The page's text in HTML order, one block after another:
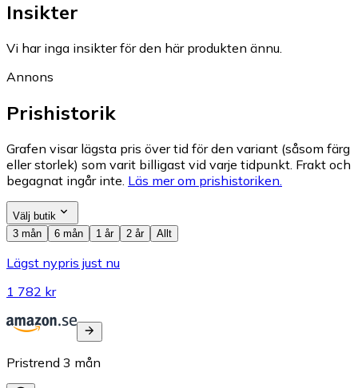
Insikter
Vi har inga insikter för den här produkten ännu.
Annons
Prishistorik
Grafen visar lägsta pris över tid för den variant (såsom färg
eller storlek) som varit billigast vid varje tidpunkt. Frakt och
begagnat ingår inte. Läs mer om prishistoriken.
Välj butik
3 mån
6 mån 1 år 2 år Allt
Lägst nypris just nu
1 782 kr
Pristrend 3 mån